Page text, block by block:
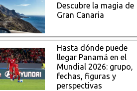
Descubre la magia de
Gran Canaria
Hasta dónde puede
llegar Panamá en el
Mundial 2026: grupo,
fechas, figuras y
perspectivas